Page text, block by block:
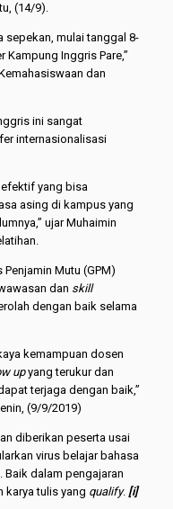
(14/9).
sepekan, mulai tanggal 8-
Kampung Inggris Pare,”
dan
ini sangat
internasionalisasi
efektif yang bisa
asing di kampus yang
ujar Muhaimin
Mutu (GPM)
dan skill
dengan baik selama
kemampuan dosen
upyang terukur dan
terjaga dengan baik,”
(9/9/2019)
diberikan peserta usai
virus belajar bahasa
Baik dalam pengajaran
karya tulis yang qualify. [i]